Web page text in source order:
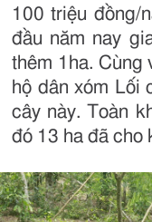
100 triệu đồng/
đầu năm nay
thêm 1ha. Cùng
hộ dân xóm Lối
cây này. Toàn
đó 13 ha đã cho